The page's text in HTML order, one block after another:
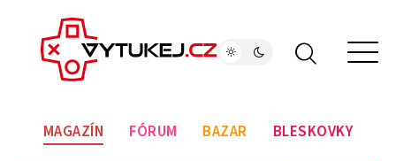
MAGAZÍN FÓRUM BAZAR BLESKOVKY